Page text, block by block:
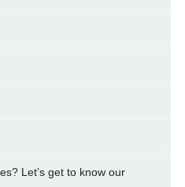
Let’s get to know our